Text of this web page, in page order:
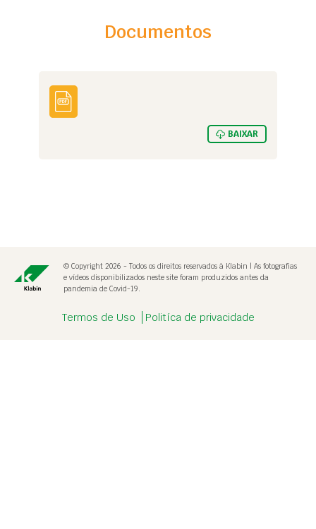
Documentos
BAIXAR
© Copyright 2026 - Todos os direitos reservados à Klabin | As fotografias
e vídeos disponibilizados neste site foram produzidos antes da
pandemia de Covid-19.
Termos de Uso Politíca de privacidade